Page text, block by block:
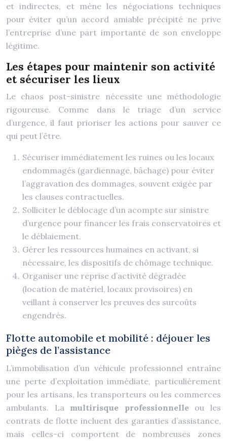
et indirectes, et mène les négociations techniques
pour éviter qu’un accord amiable précipité ne prive
l’entreprise d’une part importante de son enveloppe
légitime.
Les étapes pour maintenir son activité
et sécuriser les lieux
Le chaos post-sinistre nécessite une méthodologie
rigoureuse. Comme dans le triage d’un service
d’urgence, il faut prioriser les actions pour sauver ce
qui peut l’être.
Sécuriser immédiatement les ruines ou les locaux
endommagés (gardiennage, bâchage) pour éviter
l’aggravation des dommages, souvent exigée par
les clauses contractuelles.
Solliciter le déblocage d’un acompte sur sinistre
d’urgence pour financer les frais conservatoires et
le déblaiement.
Gérer les ressources humaines en activant, si
nécessaire, les dispositifs de chômage technique.
Organiser une reprise d’activité dégradée
(location de matériel, locaux provisoires) en
veillant à conserver les preuves des surcoûts
engendrés.
Flotte automobile et mobilité : déjouer les
pièges de l’assistance
L’immobilisation d’un véhicule professionnel entraîne
une perte d’exploitation immédiate, particulièrement
pour les artisans, les transporteurs ou les commerces
ambulants. La multirisque professionnelleou les
contrats de flotte incluent des garanties d’assistance,
mais celles-ci comportent de nombreuses zones